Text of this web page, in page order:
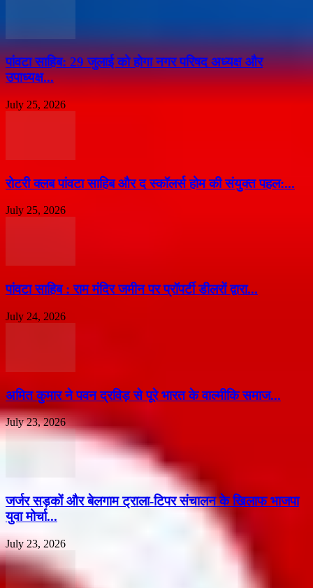
पांवटा साहिब: 29 जुलाई को होगा नगर परिषद अध्यक्ष और
उपाध्यक्ष...
July 25, 2026
​रोटरी क्लब पांवटा साहिब और द स्कॉलर्स होम की संयुक्त पहल:...
July 25, 2026
पांवटा साहिब : राम मंदिर जमीन पर प्रॉपर्टी डीलरों द्वारा...
July 24, 2026
अमित कुमार ने पवन द्रविड़ से पूरे भारत के वाल्मीकि समाज...
July 23, 2026
जर्जर सड़कों और बेलगाम ट्राला-टिपर संचालन के खिलाफ भाजपा
युवा मोर्चा...
July 23, 2026